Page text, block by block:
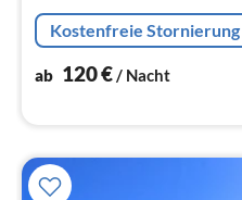
Kostenfreie Stornierung
ab 120€/ Nacht